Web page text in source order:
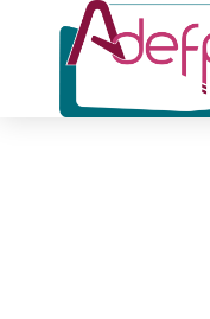
Cookies management